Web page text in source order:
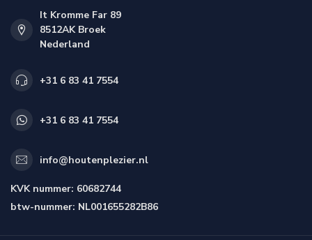
It Kromme Far 89
8512AK Broek
Nederland
+31 6 83 41 7554
+31 6 83 41 7554
info@houtenplezier.nl
KVK nummer: 60682744
btw-nummer: NL001655282B86